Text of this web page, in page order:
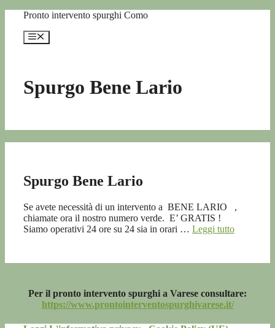
contenuto
Pronto intervento spurghi Como
Menu
Spurgo Bene Lario
Spurgo Bene Lario
Se avete necessità di un intervento a BENE LARIO ,
chiamate ora il nostro numero verde. E’ GRATIS !
Siamo operativi 24 ore su 24 sia in orari … Leggi tutto
Per il pronto intervento spurghi a Varese consultare:
https://www.prontointerventospurghivarese.it/